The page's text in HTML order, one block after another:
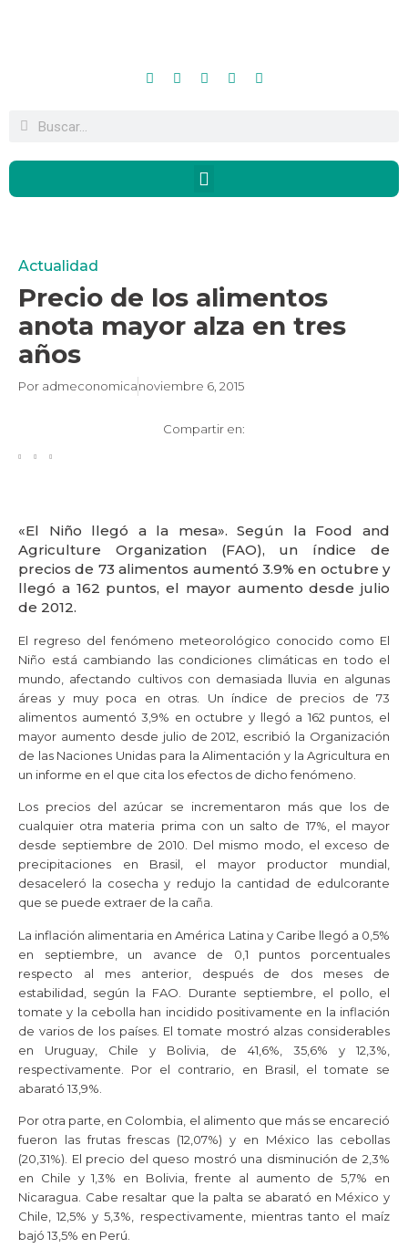
Actualidad
Precio de los alimentos
anota mayor alza en tres
años
Por admeconomicanoviembre 6, 2015
Compartir en:
«El Niño llegó a la mesa». Según la Food and
Agriculture Organization (FAO), un índice de
precios de 73 alimentos aumentó 3.9% en octubre y
llegó a 162 puntos, el mayor aumento desde julio
de 2012.
El regreso del fenómeno meteorológico conocido como El
Niño está cambiando las condiciones climáticas en todo el
mundo, afectando cultivos con demasiada lluvia en algunas
áreas y muy poca en otras. Un índice de precios de 73
alimentos aumentó 3,9% en octubre y llegó a 162 puntos, el
mayor aumento desde julio de 2012, escribió la Organización
de las Naciones Unidas para la Alimentación y la Agricultura en
un informe en el que cita los efectos de dicho fenómeno.
Los precios del azúcar se incrementaron más que los de
cualquier otra materia prima con un salto de 17%, el mayor
desde septiembre de 2010. Del mismo modo, el exceso de
precipitaciones en Brasil, el mayor productor mundial,
desaceleró la cosecha y redujo la cantidad de edulcorante
que se puede extraer de la caña.
La inflación alimentaria en América Latina y Caribe llegó a 0,5%
en septiembre, un avance de 0,1 puntos porcentuales
respecto al mes anterior, después de dos meses de
estabilidad, según la FAO. Durante septiembre, el pollo, el
tomate y la cebolla han incidido positivamente en la inflación
de varios de los países. El tomate mostró alzas considerables
en Uruguay, Chile y Bolivia, de 41,6%, 35,6% y 12,3%,
respectivamente. Por el contrario, en Brasil, el tomate se
abarató 13,9%.
Por otra parte, en Colombia, el alimento que más se encareció
fueron las frutas frescas (12,07%) y en México las cebollas
(20,31%). El precio del queso mostró una disminución de 2,3%
en Chile y 1,3% en Bolivia, frente al aumento de 5,7% en
Nicaragua. Cabe resaltar que la palta se abarató en México y
Chile, 12,5% y 5,3%, respectivamente, mientras tanto el maíz
bajó 13,5% en Perú.